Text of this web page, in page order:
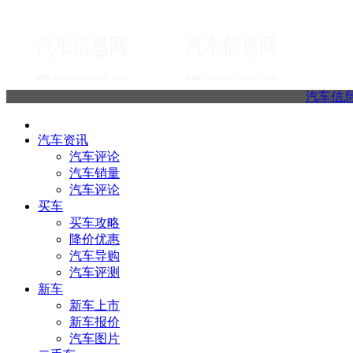
汽车信
汽车资讯
汽车评论
汽车销量
汽车评论
买车
买车攻略
降价优惠
汽车导购
汽车评测
新车
新车上市
新车报价
汽车图片